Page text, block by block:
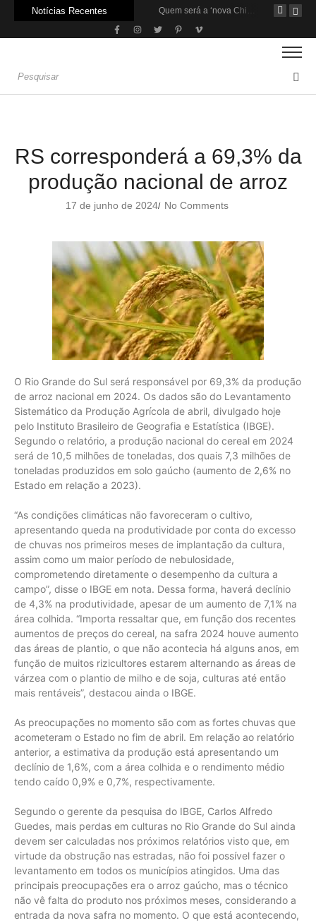
Notícias Recentes Quem será a ‘nova China’ do agro quando o apetite de Pequim acabar?
RS corresponderá a 69,3% da
produção nacional de arroz
17 de junho de 2024/ No Comments
O Rio Grande do Sul será responsável por 69,3% da produção
de arroz nacional em 2024. Os dados são do Levantamento
Sistemático da Produção Agrícola de abril, divulgado hoje
pelo Instituto Brasileiro de Geografia e Estatística (IBGE).
Segundo o relatório, a produção nacional do cereal em 2024
será de 10,5 milhões de toneladas, dos quais 7,3 milhões de
toneladas produzidos em solo gaúcho (aumento de 2,6% no
Estado em relação a 2023).
“As condições climáticas não favoreceram o cultivo,
apresentando queda na produtividade por conta do excesso
de chuvas nos primeiros meses de implantação da cultura,
assim como um maior período de nebulosidade,
comprometendo diretamente o desempenho da cultura a
campo”, disse o IBGE em nota. Dessa forma, haverá declínio
de 4,3% na produtividade, apesar de um aumento de 7,1% na
área colhida. “Importa ressaltar que, em função dos recentes
aumentos de preços do cereal, na safra 2024 houve aumento
das áreas de plantio, o que não acontecia há alguns anos, em
função de muitos rizicultores estarem alternando as áreas de
várzea com o plantio de milho e de soja, culturas até então
mais rentáveis”, destacou ainda o IBGE.
As preocupações no momento são com as fortes chuvas que
acometeram o Estado no fim de abril. Em relação ao relatório
anterior, a estimativa da produção está apresentando um
declínio de 1,6%, com a área colhida e o rendimento médio
tendo caído 0,9% e 0,7%, respectivamente.
Segundo o gerente da pesquisa do IBGE, Carlos Alfredo
Guedes, mais perdas em culturas no Rio Grande do Sul ainda
devem ser calculadas nos próximos relatórios visto que, em
virtude da obstrução nas estradas, não foi possível fazer o
levantamento em todos os municípios atingidos. Uma das
principais preocupações era o arroz gaúcho, mas o técnico
não vê falta do produto nos próximos meses, considerando a
entrada da nova safra no momento. O que está acontecendo,